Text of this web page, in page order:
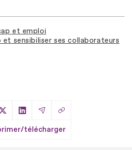
et emploi
sensibiliser ses collaborateurs
sur Facebook
Partager sur X
Partager sur LinkedIn
Partager par Email
Copier le lien
télécharger